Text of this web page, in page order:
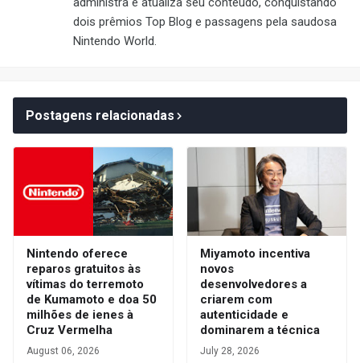
dois prêmios Top Blog e passagens pela saudosa
Nintendo World.
Postagens relacionadas
Nintendo oferece
reparos gratuitos às
vítimas do terremoto
de Kumamoto e doa 50
milhões de ienes à
Cruz Vermelha
August 06, 2026
Miyamoto incentiva
novos
desenvolvedores a
criarem com
autenticidade e
dominarem a técnica
July 28, 2026